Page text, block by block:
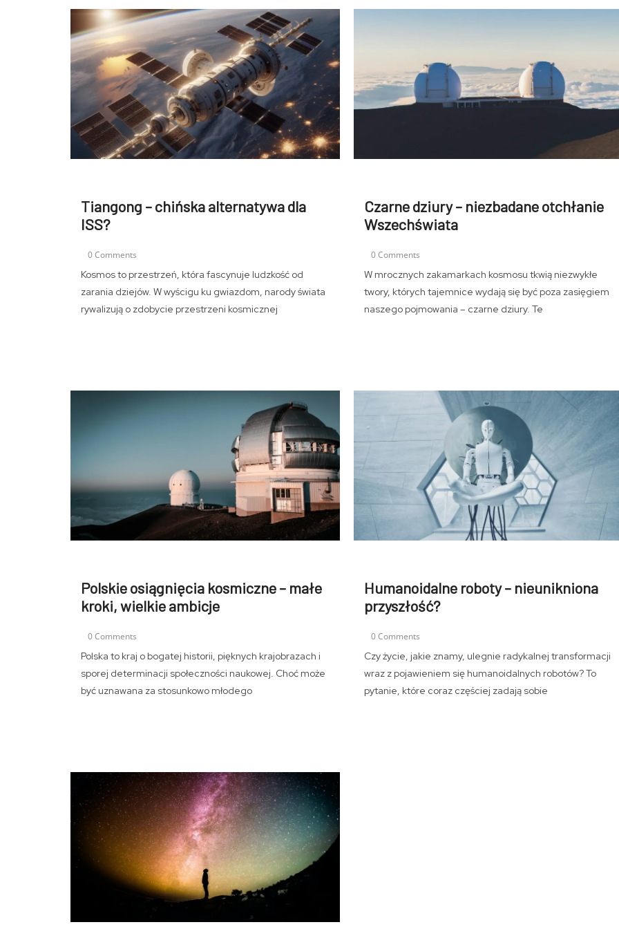
Tiangong – chińska alternatywa dla
ISS?
0 Comments
Kosmos to przestrzeń, która fascynuje ludzkość od
zarania dziejów. W wyścigu ku gwiazdom, narody świata
rywalizują o zdobycie przestrzeni kosmicznej
Czarne dziury – niezbadane otchłanie
Wszechświata
0 Comments
W mrocznych zakamarkach kosmosu tkwią niezwykłe
twory, których tajemnice wydają się być poza zasięgiem
naszego pojmowania – czarne dziury. Te
Polskie osiągnięcia kosmiczne – małe
kroki, wielkie ambicje
0 Comments
Polska to kraj o bogatej historii, pięknych krajobrazach i
sporej determinacji społeczności naukowej. Choć może
być uznawana za stosunkowo młodego
Humanoidalne roboty – nieunikniona
przyszłość?
0 Comments
Czy życie, jakie znamy, ulegnie radykalnej transformacji
wraz z pojawieniem się humanoidalnych robotów? To
pytanie, które coraz częściej zadają sobie